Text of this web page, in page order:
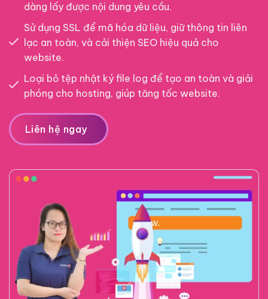
dàng lấy được nội dung yêu cầu.
Sử dụng SSL để mã hóa dữ liệu, giữ thông tin liên
lạc an toàn, và cải thiện SEO hiệu quả cho
website.
Loại bỏ tệp nhật ký file log để tạo an toàn và giải
phóng cho hosting, giúp tăng tốc website.
Liên hệ ngay